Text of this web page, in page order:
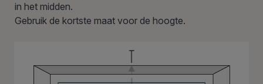
in het midden.
Gebruik de kortste maat voor de hoogte.